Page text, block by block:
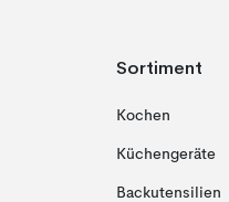
Sortiment
Kochen
Küchengeräte
Backutensilien